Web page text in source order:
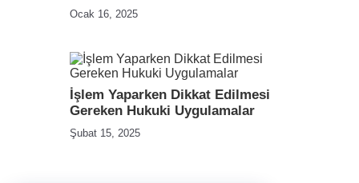
Ocak 16, 2025
İşlem Yaparken Dikkat Edilmesi
Gereken Hukuki Uygulamalar
Şubat 15, 2025